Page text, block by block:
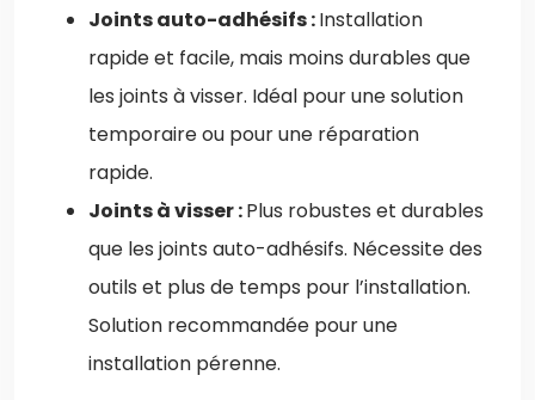
Joints auto-adhésifs :Installation
rapide et facile, mais moins durables que
les joints à visser. Idéal pour une solution
temporaire ou pour une réparation
rapide.
Joints à visser :Plus robustes et durables
que les joints auto-adhésifs. Nécessite des
outils et plus de temps pour l’installation.
Solution recommandée pour une
installation pérenne.